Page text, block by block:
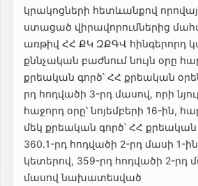
կրակոցների հետևանքով
ստացած վիրավորումներից
առթիվ ՀՀ ՔԿ ԶՔԳՎ հինգերորդ
քննչական բաժնում նույն օրը
քրեական գործ՝ ՀՀ քրեական
րդ հոդվածի 3-րդ մասով, որի
հաջորդ օրը՝ նոյեմբերի 16-ին,
մեկ քրեական գործ՝ ՀՀ քրեական
360․1-րդ հոդվածի 2-րդ մասի 1-
կետերով, 359-րդ հոդվածի 2-րդ
մասով նախատեսված